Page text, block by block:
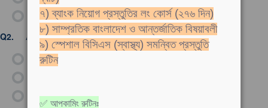
loathe
Q2.
A=45° হলে, (1-tan2A)/(1+tan2A)= কত?
1
0
৭) ব্যাংক নিয়োগ প্রস্তুতির লং কোর্স (২৭৬ দিন)
৮) সাম্প্রতিক বাংলাদেশ ও আন্তর্জাতিক বিষয়াবলী
৯) স্পেশাল বিসিএস (স্বাস্থ্য) সমন্বিত প্রস্তুতি
রুটিন
✅ আপকামিং রুটিনঃ